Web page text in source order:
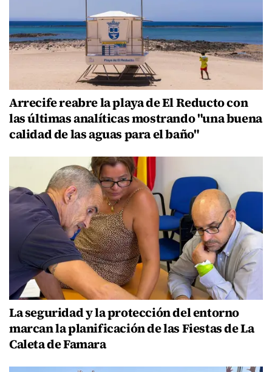
Arrecife reabre la playa de El Reducto con
las últimas analíticas mostrando "una buena
calidad de las aguas para el baño"
La seguridad y la protección del entorno
marcan la planificación de las Fiestas de La
Caleta de Famara